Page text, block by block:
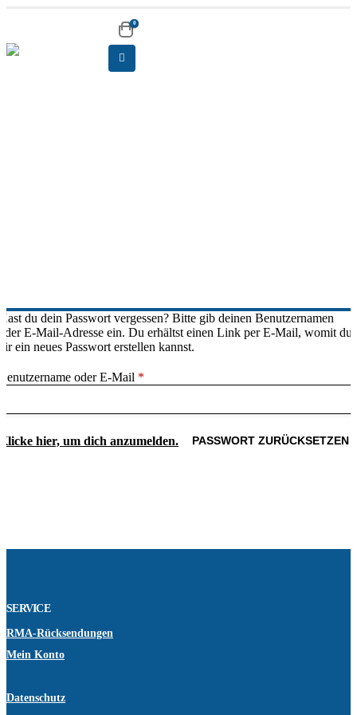
0
du dein Passwort vergessen? Bitte gib deinen Benutzernamen
E-Mail-Adresse ein. Du erhältst einen Link per E-Mail, womit du
ein neues Passwort erstellen kannst.
oder E-Mail *
hier, um dich anzumelden. PASSWORT ZURÜCKSETZEN
SERVICE
RMA-Rücksendungen
Mein Konto
Datenschutz